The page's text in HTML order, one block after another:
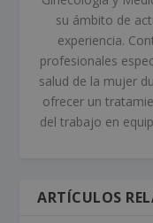
su ámbito de
experiencia.
profesionales
salud de la mujer
ofrecer un
del trabajo en
ARTÍCULOS